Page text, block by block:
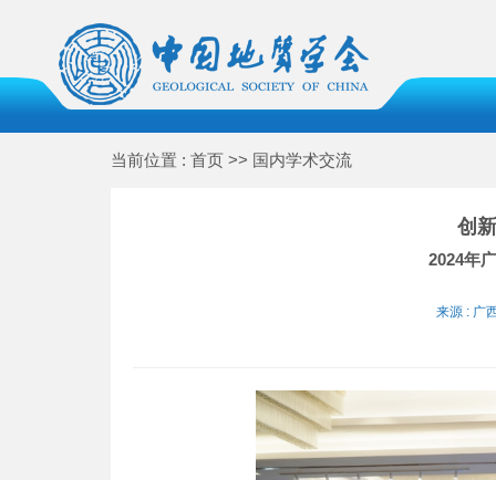
当前位置 : 首页 >> 国内学术交流
创
2024年
来源 : 广